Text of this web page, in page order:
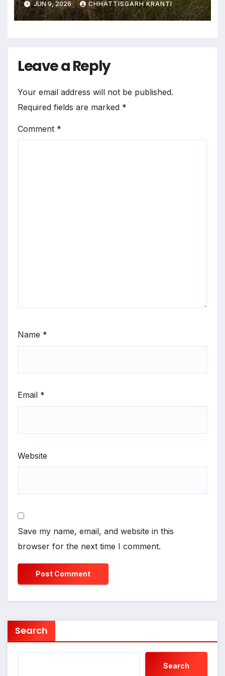
JUN 9, 2026 CHHATTISGARH KRANTI
Leave a Reply
Your email address will not be published.
Required fields are marked *
Comment *
Name *
Email *
Website
Save my name, email, and website in this
browser for the next time I comment.
Search
Search